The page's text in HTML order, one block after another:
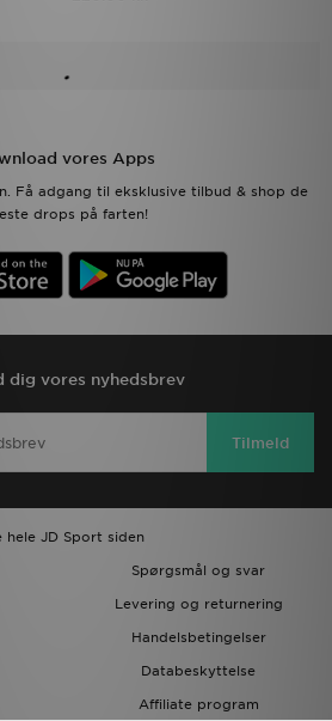
vores Apps
Få adgang til eksklusive tilbud & shop de
drops på farten!
dig vores nyhedsbrev
Tilmeld
hele JD Sport siden
Spørgsmål og svar
Levering og returnering
Handelsbetingelser
Databeskyttelse
Affiliate program